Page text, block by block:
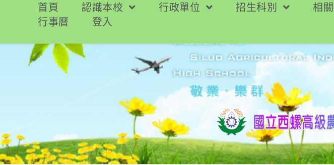
要
首頁 認識本校 行政單位 招生科別 相
行事曆
登入